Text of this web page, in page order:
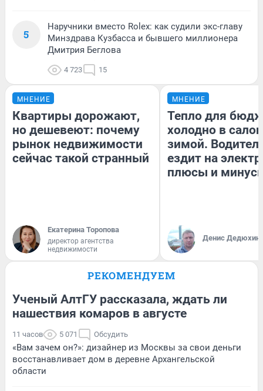
5
Наручники вместо Rolex: как судили экс-главу
Минздрава Кузбасса и бывшего миллионера
Дмитрия Беглова
4 723 15
МНЕНИЕ
Квартиры дорожают,
но дешевеют: почему
рынок недвижимости
сейчас такой странный
Екатерина Торопова
директор агентства
недвижимости
МНЕНИЕ
Тепло для
холодно в
зимой.
ездит на
плюсы и
Денис Дедюхин
РЕКОМЕНДУЕМ
Ученый АлтГУ рассказала, ждать ли
нашествия комаров в августе
11 часов 5 071 Обсудить
«Вам зачем он?»: дизайнер из Москвы за свои деньги
восстанавливает дом в деревне Архангельской
области